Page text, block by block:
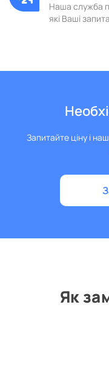
Наша служба
які Ваші
Запитайте ціну і
Як